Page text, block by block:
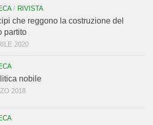
/ RIVISTA
che reggono la costruzione del
partito
2020
nobile
2018